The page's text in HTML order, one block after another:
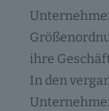
ihre
In den